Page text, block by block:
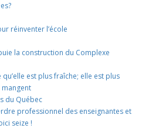
réinventer l’école
la construction du Complexe
est plus fraîche; elle est plus
du Québec
professionnel des enseignantes et
seize !